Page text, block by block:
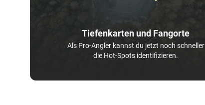
Tiefenkarten und Fangorte
Als Pro-Angler kannst du jetzt noch schneller
die Hot-Spots identifizieren.